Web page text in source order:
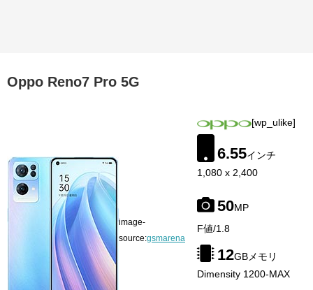
Oppo Reno7 Pro 5G
image-
source:gsmarena
[wp_ulike]
6.55インチ
1,080 x 2,400
50MP
F値/1.8
12GBメモリ
Dimensity 1200-MAX